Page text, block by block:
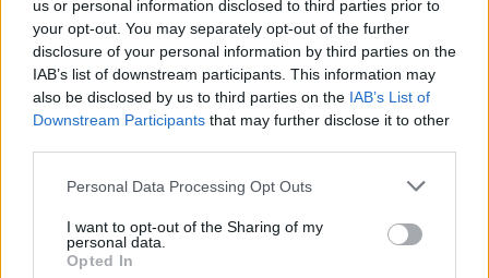
us or personal information disclosed to third parties prior to
your opt-out. You may separately opt-out of the further
disclosure of your personal information by third parties on the
IAB’s list of downstream participants. This information may
also be disclosed by us to third parties on the IAB’s List of
Downstream Participants that may further disclose it to other
Personal Data Processing Opt Outs
I want to opt-out of the Sharing of my
personal data.
Opted In